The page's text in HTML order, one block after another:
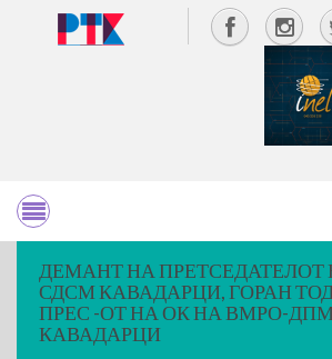
ДЕМАНТ НА ПРЕТСЕДАТЕЛОТ
СДСМ КАВАДАРЦИ, ГОРАН
ПРЕС -ОТ НА ОК НА ВМРО-
КАВАДАРЦИ